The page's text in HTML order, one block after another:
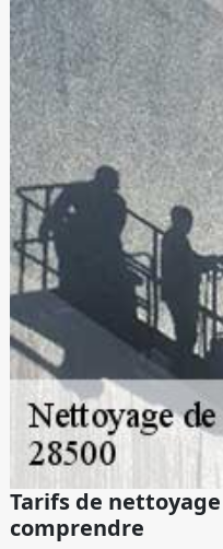
Tarifs de
comprendre